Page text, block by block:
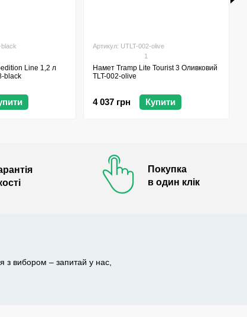
Line 1,2 л
black
Артикул: UTLT-002-olive
1
Намет Tramp Lite Tourist 3 Оливковий
TLT-002-olive
4 037 грн Купити
Покупка
в один клік
з вибором – запитай у нас,